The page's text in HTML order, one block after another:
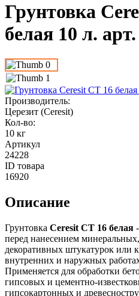
Грунтовка
белая 10 л.
Производитель:
Церезит (Ceresit)
Кол-во:
10 кг
Артикул
24228
ID товара
16920
Описание
Грунтовка Ceresit CT 16 белая
перед нанесением
декоративных штукатурок или
внутренних и наружных
Применяется для обработки
гипсовых и цементно-
гипсокартонных и